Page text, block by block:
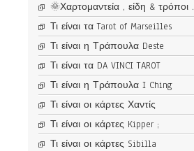
🌞Χαρτομαντεία , είδη & τρόποι .
Τι είναι τα Tarot of Marseilles
Τι είναι η Τράπουλα Deste
Τι είναι τα DA VINCI TAROT
Τι είναι η Τράπουλα I Ching
Τι είναι οι κάρτες Χαντίς
Τι είναι οι κάρτες Kipper ;
Τι είναι οι κάρτες Sibilla